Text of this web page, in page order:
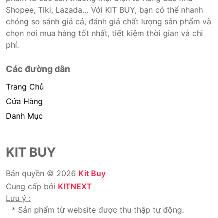
Shopee, Tiki, Lazada… Với KIT BUY, bạn có thể nhanh
chóng so sánh giá cả, đánh giá chất lượng sản phẩm và
chọn nơi mua hàng tốt nhất, tiết kiệm thời gian và chi
phí.
Các đường dẫn
Trang Chủ
Cửa Hàng
Danh Mục
KIT BUY
Bản quyền © 2026 Kit Buy
Cung cấp bởi KITNEXT
Lưu ý :
* Sản phẩm từ website được thu thập tự động.